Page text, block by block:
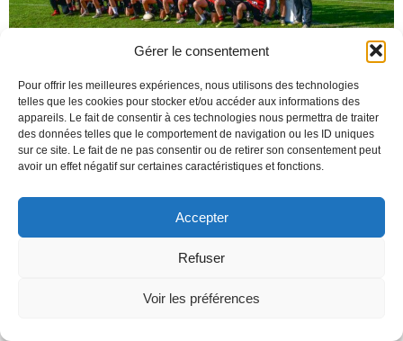
Gérer le consentement
Pour offrir les meilleures expériences, nous utilisons des technologies
telles que les cookies pour stocker et/ou accéder aux informations des
appareils. Le fait de consentir à ces technologies nous permettra de traiter
des données telles que le comportement de navigation ou les ID uniques
sur ce site. Le fait de ne pas consentir ou de retirer son consentement peut
avoir un effet négatif sur certaines caractéristiques et fonctions.
Accepter
Refuser
Voir les préférences
© 2026 . Created with using WordPress andKubio